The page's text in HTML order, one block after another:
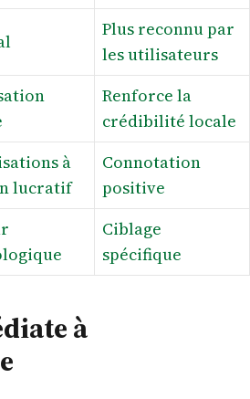
Plus reconnu par
les utilisateurs
Renforce la
crédibilité locale
à
lucratif
Connotation
positive
Ciblage
spécifique
à